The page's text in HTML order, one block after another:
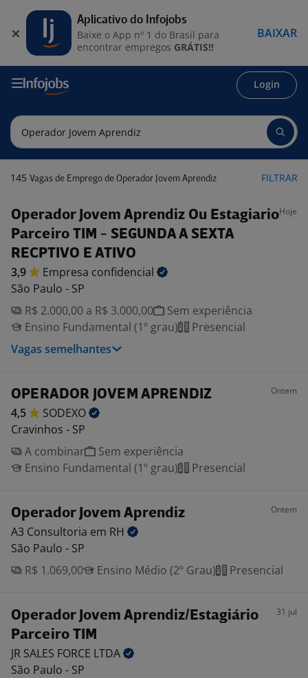
Login
145 Vagas de Emprego de Operador Jovem Aprendiz FILTRAR
Operador Jovem Aprendiz Ou Estagiario
Parceiro TIM - SEGUNDA A SEXTA
RECPTIVO E ATIVO
Hoje
3,9 Empresa confidencial
São Paulo - SP
R$ 2.000,00 a R$ 3.000,00
Sem experiência
Ensino Fundamental (1º grau)
Presencial
Vagas semelhantes
OPERADOR JOVEM APRENDIZ Ontem
4,5
SODEXO
Cravinhos - SP
A combinar
Sem experiência
Ensino Fundamental (1º grau)
Presencial
Operador Jovem Aprendiz Ontem
A3 Consultoria em RH
São Paulo - SP
R$ 1.069,00
Ensino Médio (2º Grau) Presencial
Operador Jovem Aprendiz/Estagiário
Parceiro TIM
31 jul
JR SALES FORCE LTDA
São Paulo - SP
Aplicativo do Infojobs
Baixe o App nº 1 do Brasil para
encontrar empregos GRÁTIS!!
BAIXAR